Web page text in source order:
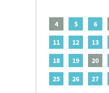
4
5 6
11
12 13
18
19 20
25
26 27